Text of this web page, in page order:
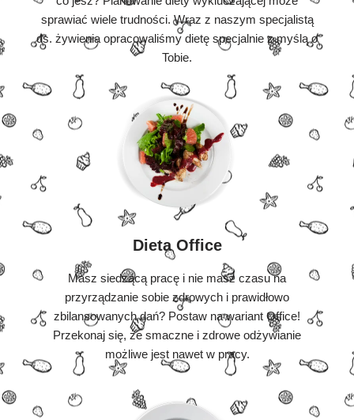
sprawiać wiele trudności. Wraz z naszym specjalistą
ds. żywienia opracowaliśmy dietę specjalnie z myślą o
Tobie.
Dieta Office
Masz siedzącą pracę i nie masz czasu na
przyrządzanie sobie zdrowych i prawidłowo
zbilansowanych dań? Postaw na wariant Office!
Przekonaj się, że smaczne i zdrowe odżywianie
możliwe jest nawet w pracy.